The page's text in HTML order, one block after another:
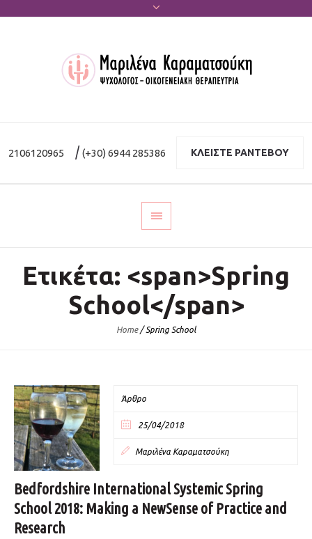
2106120965 |(+30) 6944 285386 ΚΛΕΙΣΤΕ ΡΑΝΤΕΒΟΥ
Ετικέτα: <span>Spring
School</span>
Home /Spring School
Άρθρο
25/04/2018
Μαριλένα Καραματσούκη
Bedfordshire International Systemic Spring
School 2018: Making a NewSense of Practice and
Research